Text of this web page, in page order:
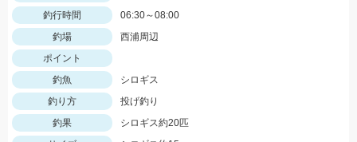
釣行時間
06:30～08:00
釣場
西浦周辺
ポイント
釣魚
シロギス
釣り方
投げ釣り
釣果
シロギス約20匹